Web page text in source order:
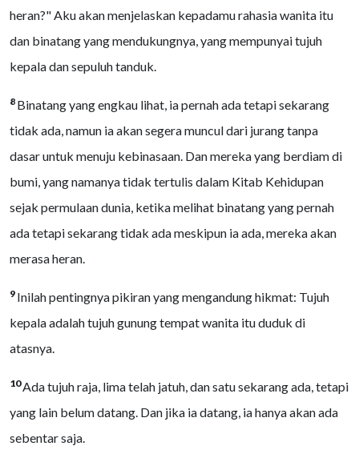
heran?" Aku akan menjelaskan kepadamu rahasia wanita itu
dan binatang yang mendukungnya, yang mempunyai tujuh
kepala dan sepuluh tanduk.
8 Binatang yang engkau lihat, ia pernah ada tetapi sekarang
tidak ada, namun ia akan segera muncul dari jurang tanpa
dasar untuk menuju kebinasaan. Dan mereka yang berdiam di
bumi, yang namanya tidak tertulis dalam Kitab Kehidupan
sejak permulaan dunia, ketika melihat binatang yang pernah
ada tetapi sekarang tidak ada meskipun ia ada, mereka akan
merasa heran.
9 Inilah pentingnya pikiran yang mengandung hikmat: Tujuh
kepala adalah tujuh gunung tempat wanita itu duduk di
atasnya.
10Ada tujuh raja, lima telah jatuh, dan satu sekarang ada, tetapi
yang lain belum datang. Dan jika ia datang, ia hanya akan ada
sebentar saja.